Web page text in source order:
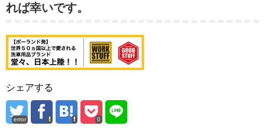
れば幸いです。
シェアする
error 0